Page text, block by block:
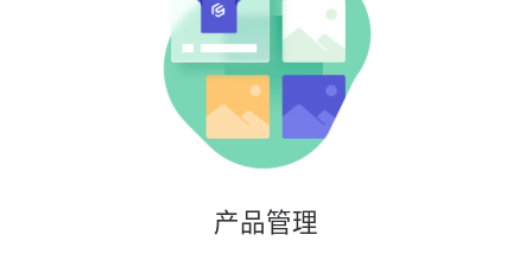
产品管理